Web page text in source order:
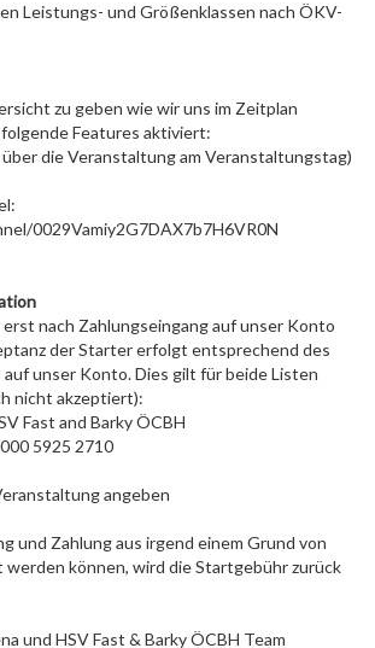
Leistungs- und Größenklassen nach ÖKV-
zu geben wie wir uns im Zeitplan
Features aktiviert:
über die Veranstaltung am Veranstaltungstag)
0029Vamiy2G7DAX7b7H6VR0N
nach Zahlungseingang auf unser Konto
der Starter erfolgt entsprechend des
auf unser Konto. Dies gilt für beide Listen
nicht akzeptiert):
Fast and Barky ÖCBH
5925 2710
angeben
und Zahlung aus irgend einem Grund von
können, wird die Startgebühr zurück
und HSV Fast & Barky ÖCBH Team